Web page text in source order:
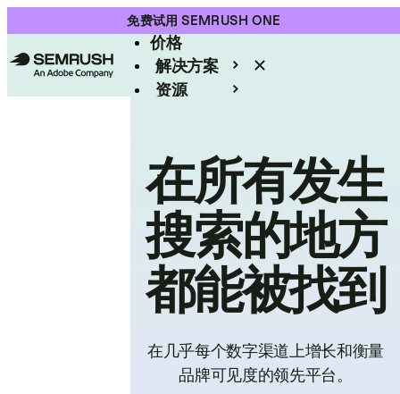
免费试用 SEMRUSH ONE
产品
价格
解决方案
资源
在所有发生
搜索的地方
都能被找到
在几乎每个数字渠道上增长和衡量
品牌可见度的领先平台。